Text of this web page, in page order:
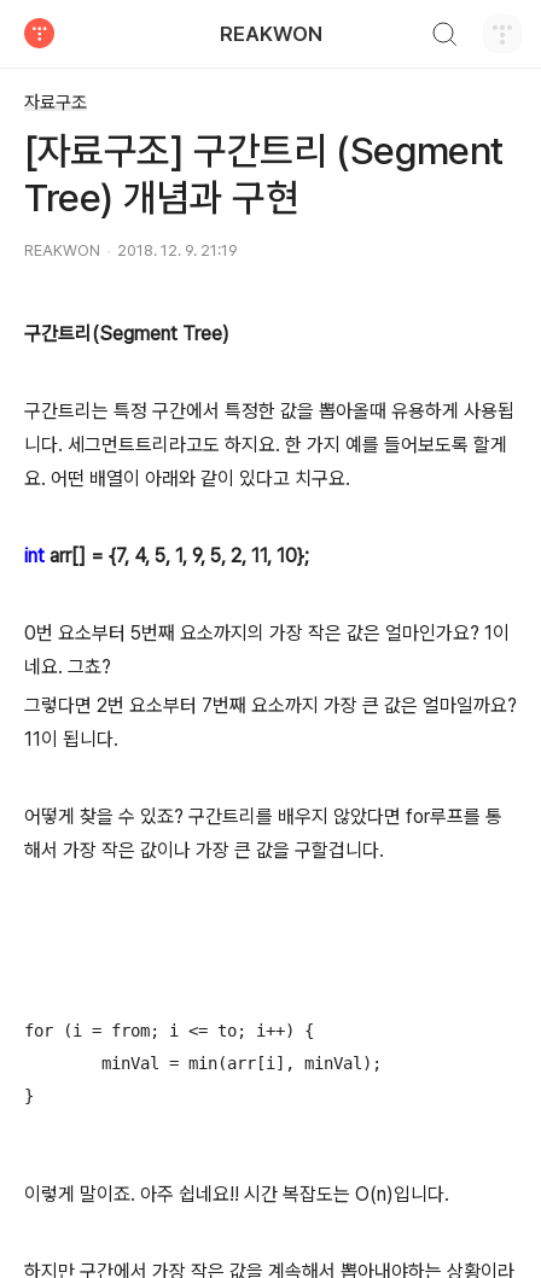
REAKWON
자료구조
[자료구조] 구간트리 (Segment
Tree) 개념과 구현
REAKWON 2018. 12. 9. 21:19
구간트리(Segment Tree)
구간트리는 특정 구간에서 특정한 값을 뽑아올때 유용하게 사용됩
니다. 세그먼트트리라고도 하지요. 한 가지 예를 들어보도록 할게
요. 어떤 배열이 아래와 같이 있다고 치구요.
int arr[] = {7, 4, 5, 1, 9, 5, 2, 11, 10};
0번 요소부터 5번째 요소까지의 가장 작은 값은 얼마인가요? 1이
네요. 그쵸?
그렇다면 2번 요소부터 7번째 요소까지 가장 큰 값은 얼마일까요?
11이 됩니다.
어떻게 찾을 수 있죠? 구간트리를 배우지 않았다면 for루프를 통
해서 가장 작은 값이나 가장 큰 값을 구할겁니다.
for (i = from; i <= to; i++) {
이렇게 말이죠. 아주 쉽네요!! 시간 복잡도는 O(n)입니다.
하지만 구간에서 가장 작은 값을 계속해서 뽑아내야하는 상황이라